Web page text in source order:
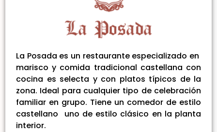
La Posada es un restaurante especializado en
marisco y comida tradicional castellana con
cocina es selecta y con platos típicos de la
zona. Ideal para cualquier tipo de celebración
familiar en grupo. Tiene un comedor de estilo
castellano uno de estilo clásico en la planta
interior.